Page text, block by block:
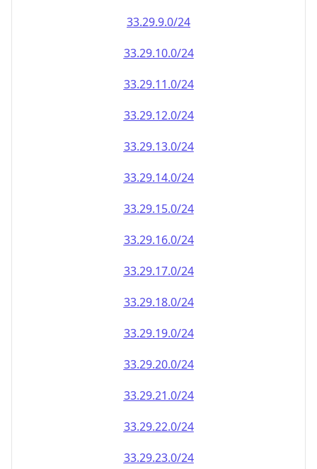
33.29.9.0/24
33.29.10.0/24
33.29.11.0/24
33.29.12.0/24
33.29.13.0/24
33.29.14.0/24
33.29.15.0/24
33.29.16.0/24
33.29.17.0/24
33.29.18.0/24
33.29.19.0/24
33.29.20.0/24
33.29.21.0/24
33.29.22.0/24
33.29.23.0/24